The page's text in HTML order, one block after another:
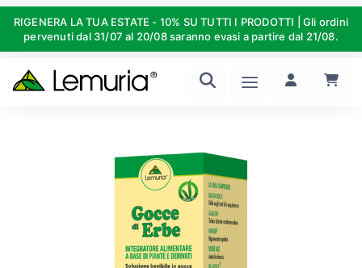
RIGENERA LA TUA ESTATE - 10% SU TUTTI I PRODOTTI | Gli ordini
pervenuti dal 31/07 al 20/08 saranno evasi a partire dal 21/08.